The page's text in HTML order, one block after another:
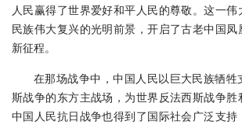
人民赢得了世界爱好和平人民的尊敬。这一
民族伟大复兴的光明前景，开启了古老中国
新征程。
在那场战争中，中国人民以巨大民族牺
斯战争的东方主战场，为世界反法西斯战争胜
中国人民抗日战争也得到了国际社会广泛支持